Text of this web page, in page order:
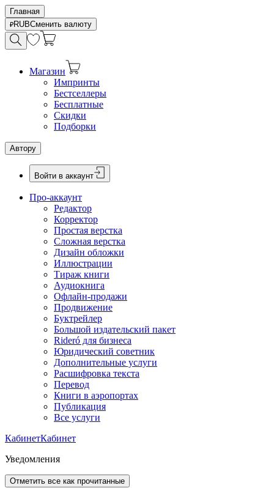
Главная
RUBСменить валюту
Магазин
Импринты
Бестселлеры
Бесплатные
Скидки
Подборки
Автору
Войти в аккаунт
Про-аккаунт
Редактор
Корректор
Простая верстка
Сложная верстка
Дизайн обложки
Иллюстрации
Тираж книги
Аудиокнига
Офлайн-продажи
Продвижение
Буктрейлер
Большой издательский пакет
Rideró для бизнеса
Юридический советник
Дополнительные услуги
Расшифровка текста
Перевод
Книги в аэропортах
Публикация
Все услуги
КабинетКабинет
Уведомления
Отметить все как прочитанные